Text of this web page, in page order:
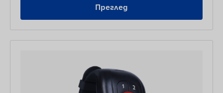
Преглед